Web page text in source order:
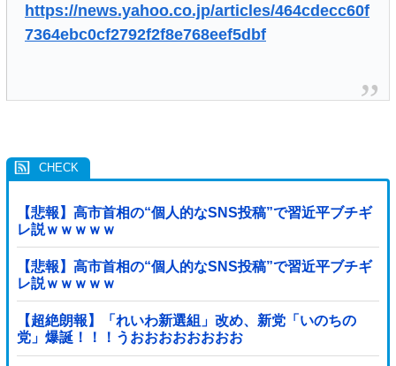
https://news.yahoo.co.jp/articles/464cdecc60f
7364ebc0cf2792f2f8e768eef5dbf
【悲報】高市首相の“個人的なSNS投稿”で習近平ブチギ
レ説ｗｗｗｗｗ
【悲報】高市首相の“個人的なSNS投稿”で習近平ブチギ
レ説ｗｗｗｗｗ
【超絶朗報】「れいわ新選組」改め、新党「いのちの
党」爆誕！！！うおおおおおおおお